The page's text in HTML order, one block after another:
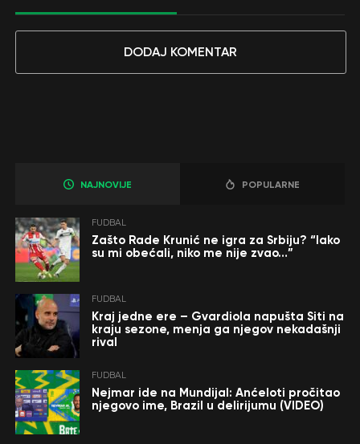
DODAJ KOMENTAR
NAJNOVIJE POPULARNE
FUDBAL
Zašto Rade Krunić ne igra za Srbiju? “Iako
su mi obećali, niko me nije zvao…”
FUDBAL
Kraj jedne ere – Gvardiola napušta Siti na
kraju sezone, menja ga njegov nekadašnji
rival
FUDBAL
Nejmar ide na Mundijal: Anćeloti pročitao
njegovo ime, Brazil u delirijumu (VIDEO)